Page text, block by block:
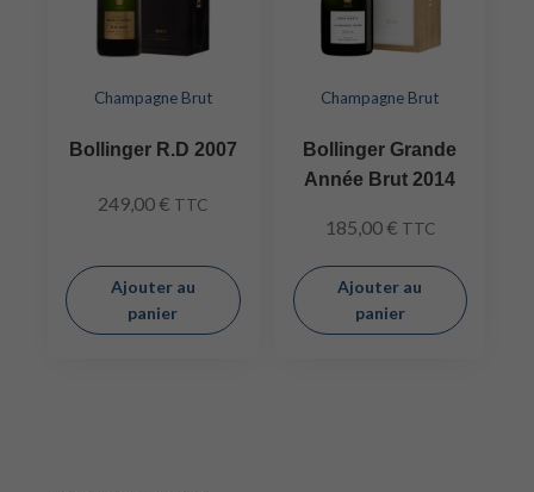
Champagne Brut
Bollinger R.D 2007
249,00 € TTC
Ajouter au
panier
Champagne Brut
Bollinger Grande
Année Brut 2014
185,00 € TTC
Ajouter au
panier